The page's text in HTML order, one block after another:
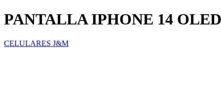
PANTALLA IPHONE 14 OLED
CELULARES J&M